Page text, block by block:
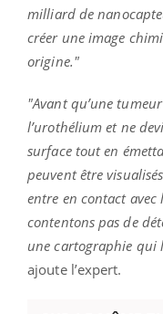
milliard de
créer une image
origine."
"Avant qu’une
l’urothélium et ne
surface tout en
peuvent être
entre en contact avec
contentons pas de
une cartographie qui
ajoute l’expert.